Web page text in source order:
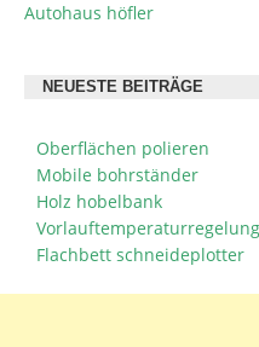
BEITRAGSNAVIGATION
Autohaus höfler
NEUESTE BEITRÄGE
Oberflächen polieren
Mobile bohrständer
Holz hobelbank
Vorlauftemperaturregelung
Flachbett schneideplotter